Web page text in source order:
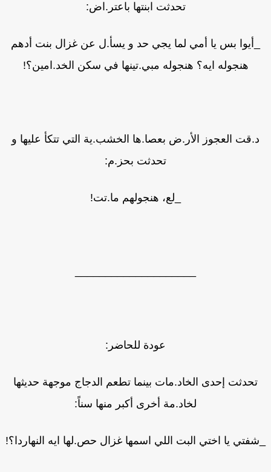
تحدثت ابنتها باعتر.اض:
_أيوا بس يا أمي لما يجي حد و يسأ.ل عن غزال بنت أدهم
هنجوله ايه؟ هنجوله مبي.تينها في سكن الخد.امين؟!
د.قت العجوز الأر.ض بعصا.ها الخشب.ية التي تتكأ عليها و
تحدثت بحز.م:
_لع، هنجولهم ما.تت!
عودة للحاضر:
تحدثت إحدى الخاد.مات بينما تطعم الدجاج موجهة حديثها
لخاد.مة أخرى أكبر منها سناً:
يا اختي البت اللي اسمها غزال حص.لها ايه النهاردا؟!